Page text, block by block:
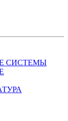
СИСТЕМЫ